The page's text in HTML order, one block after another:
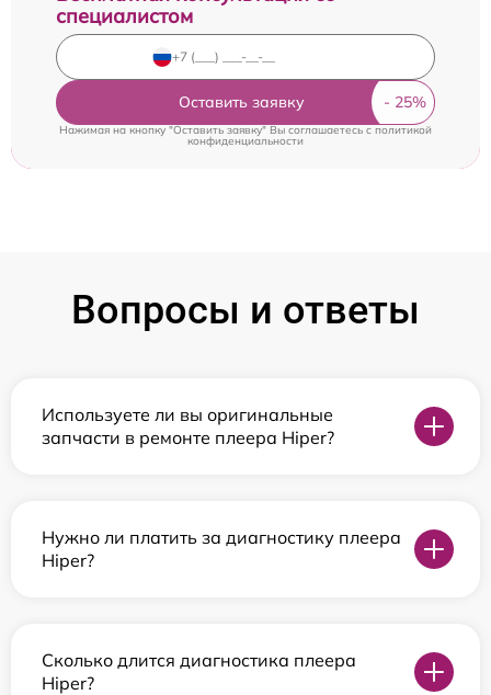
специалистом
Оставить заявку
Нажимая на кнопку "Оставить заявку" Вы соглашаетесь cполитикой
конфиденциальности
Вопросы и ответы
Используете ли вы оригинальные
запчасти в ремонте плеера Hiper?
Нужно ли платить за диагностику плеера
Hiper?
Сколько длится диагностика плеера
Hiper?